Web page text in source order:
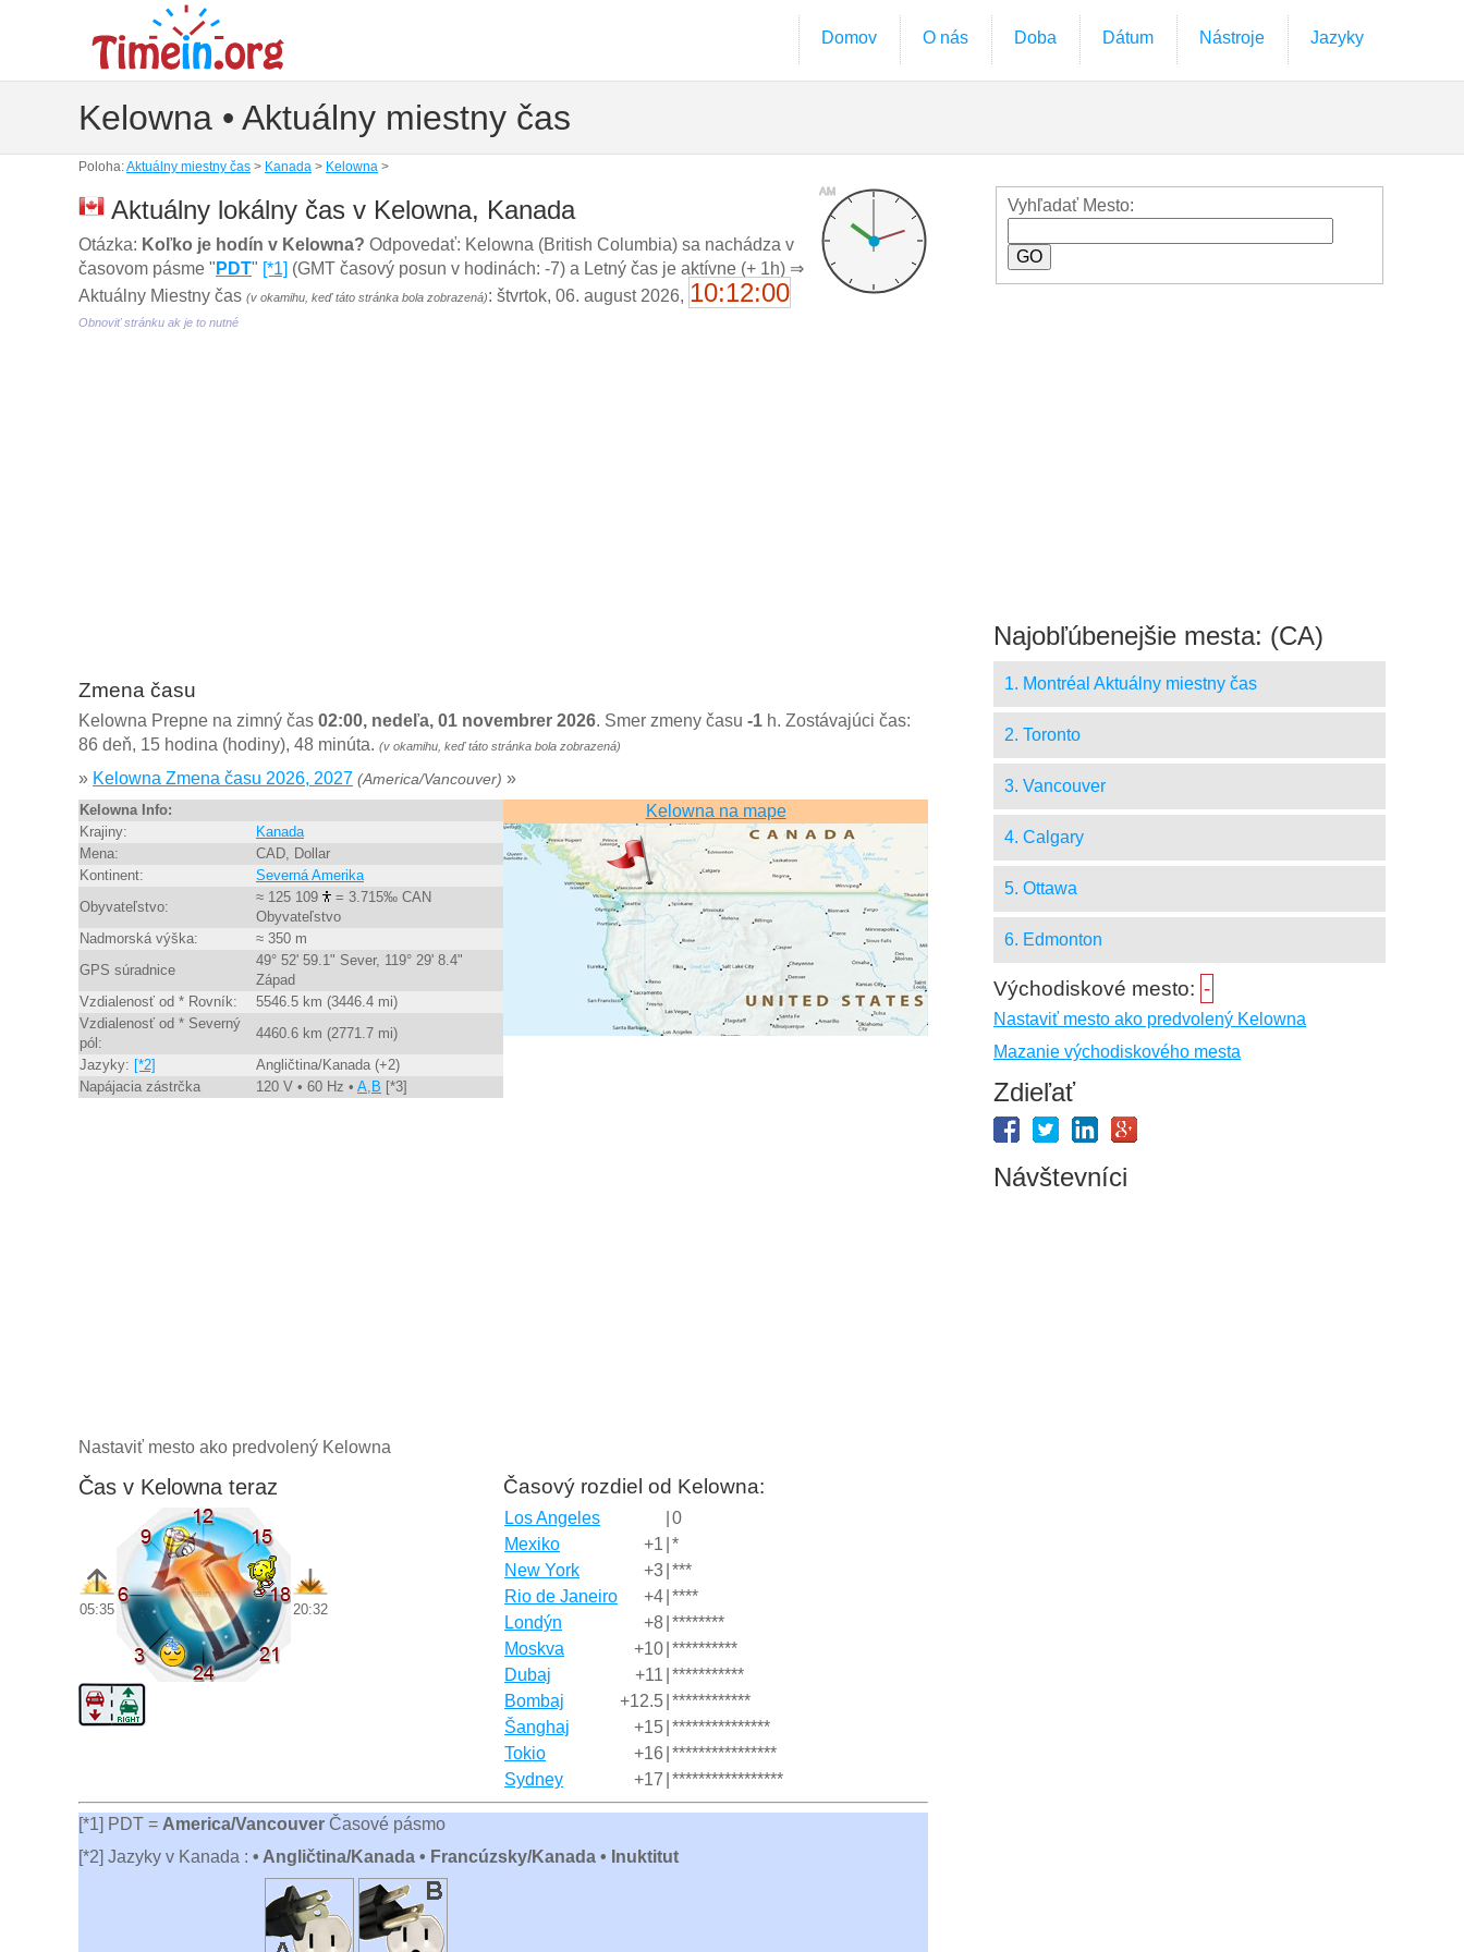
Domov O nás Doba Dátum Nástroje Jazyky
Kelowna • Aktuálny miestny čas
Poloha:Aktuálny miestny čas > Kanada > Kelowna >
AM
Aktuálny lokálny čas v Kelowna, Kanada
Otázka: Koľko je hodín v Kelowna? Odpovedať: Kelowna (British Columbia) sa nachádza v
časovom pásme " PDT" [*1] (GMT časový posun v hodinách: -7) a Letný čas je aktívne (+ 1h) ⇒
Aktuálny Miestny čas (v okamihu, keď táto stránka bola zobrazená): štvrtok, 06. august 2026, 10:12:00
Obnoviť stránku ak je to nutné
Zmena času
Kelowna Prepne na zimný čas 02:00, nedeľa, 01 novembrer 2026. Smer zmeny času -1 h. Zostávajúci čas:
86 deň, 15 hodina (hodiny), 48 minúta. (v okamihu, keď táto stránka bola zobrazená)
» Kelowna Zmena času 2026, 2027 (America/Vancouver) »
Kelowna Info:
Krajiny:
Kanada
Mena:
CAD, Dollar
Kontinent:
Severná Amerika
Obyvateľstvo:
≈ 125 109
= 3.715‰ CAN
Obyvateľstvo
Nadmorská výška:
≈ 350 m
GPS súradnice
49° 52' 59.1" Sever, 119° 29' 8.4"
Západ
Vzdialenosť od * Rovník:
5546.5 km (3446.4 mi)
Vzdialenosť od * Severný
pól:
4460.6 km (2771.7 mi)
Jazyky: [*2]
Angličtina/Kanada (+2)
Napájacia zástrčka
120 V • 60 Hz • A,B [*3]
Kelowna na mape
Nastaviť mesto ako predvolený Kelowna
Čas v Kelowna teraz
05:35 20:32
Časový rozdiel od Kelowna:
Los Angeles
0
Mexiko
+1 *
New York
+3 ***
Rio de Janeiro
+4 ****
Londýn
+8 ********
Moskva
+10 **********
Dubaj
+11 ***********
Bombaj
+12.5 ************
Šanghaj
+15 ***************
Tokio
+16 ****************
Sydney
+17 *****************
[*1] PDT = America/Vancouver Časové pásmo
[*2] Jazyky v Kanada : • Angličtina/Kanada • Francúzsky/Kanada • Inuktitut
Vyhľadať Mesto:
Najobľúbenejšie mesta: (CA)
1. Montréal Aktuálny miestny čas
2. Toronto
3. Vancouver
4. Calgary
5. Ottawa
6. Edmonton
Východiskové mesto: -
Nastaviť mesto ako predvolený Kelowna
Mazanie východiskového mesta
Zdieľať
Návštevníci